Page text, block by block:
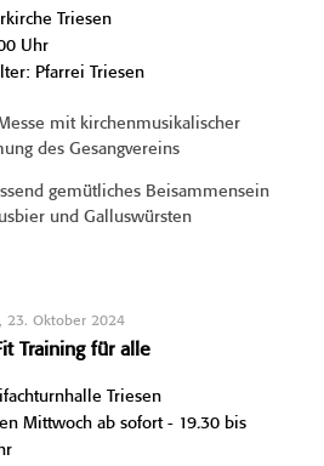
Triesen
Uhr
Pfarrei Triesen
mit kirchenmusikalischer
des Gesangvereins
gemütliches Beisammensein
und Galluswürsten
23. Oktober 2024
Training für alle
Triesen
Mittwoch ab sofort - 19.30 bis